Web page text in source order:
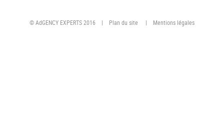
© AdGENCY EXPERTS 2016 | Plan du site | Mentions légales